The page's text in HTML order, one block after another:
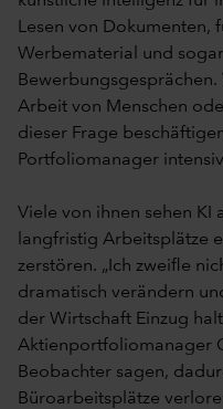
Lesen von Dokumenten,
Werbematerial und
Arbeit von Menschen
dieser Frage
Portfoliomanager
Viele von ihnen sehen KI
langfristig Arbeitsplätze
zerstören. „Ich zweifle
dramatisch verändern
der Wirtschaft Einzug
Aktienportfoliomanager
Beobachter sagen,
Büroarbeitsplätze